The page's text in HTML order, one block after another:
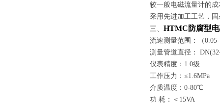
较一般电磁流量计的
采用先进加工工艺，
三、 HTMC防腐型
流速测量范围：（
测量管道直径：
仪表精度：1.0级
工作压力：≤1.6MPa
介质温度：0-80℃
功 耗：＜15VA